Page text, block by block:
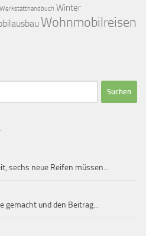
Werkstatthandbuch Winter
Wohnmobilreisen
sechs neue Reifen müssen...
gemacht und den Beitrag...